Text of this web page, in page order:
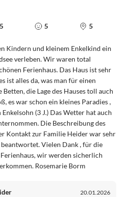
5 5 5
Kindern und kleinem Enkelkind ein
verleben. Wir waren total
Ferienhaus. Das Haus ist sehr
ist alles da, was man für einen
die Lage des Hauses toll auch
es war schon ein kleines Paradies ,
(3 J.) Das Wetter hat auch
Die Beschreibung des
Kontakt zur Familie Heider war sehr
Vielen Dank , für die
wir werden sicherlich
Rosemarie Borm
20.01.2026